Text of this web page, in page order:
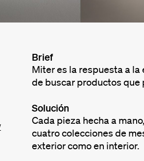
Brief
Miter es la respuesta a
de buscar productos que
Solución
Cada pieza hecha a
cuatro colecciones de
exterior como en interior.